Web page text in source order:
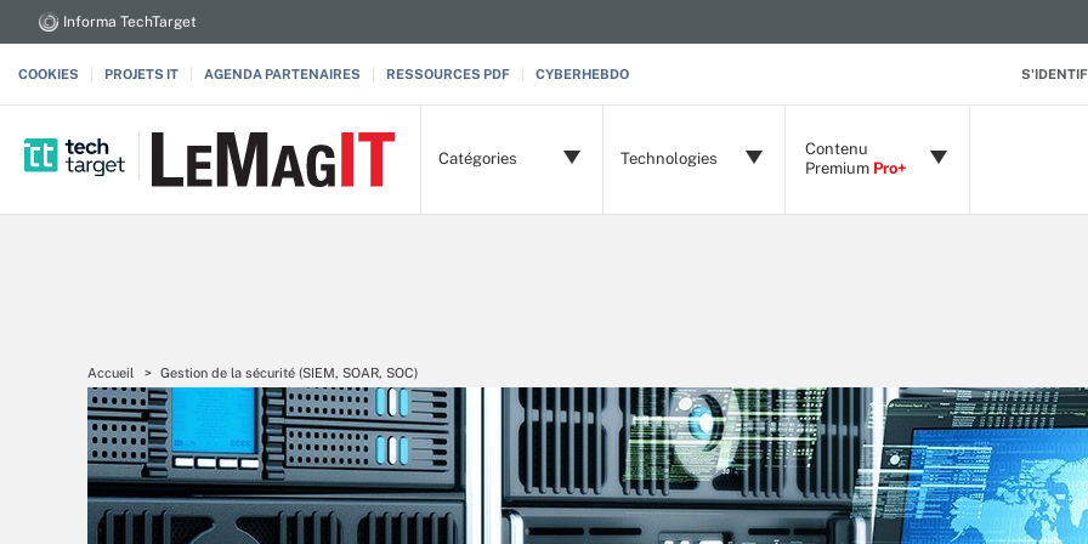
Informa TechTarget
COOKIES PROJETS IT AGENDA PARTENAIRES RESSOURCES PDF CYBERHEBDO
Catégories Technologies
Contenu
Premium Pro+
Accueil Gestion de la sécurité (SIEM, SOAR, SOC)